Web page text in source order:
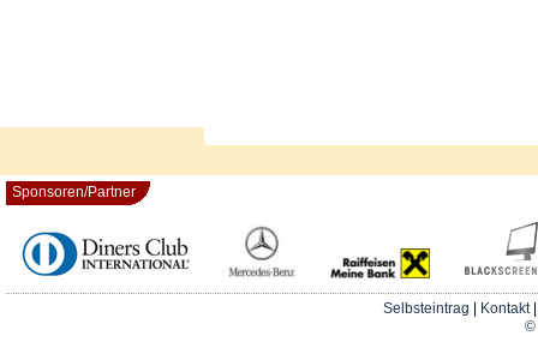
Sponsoren/Partner
Selbsteintrag Kontakt
©